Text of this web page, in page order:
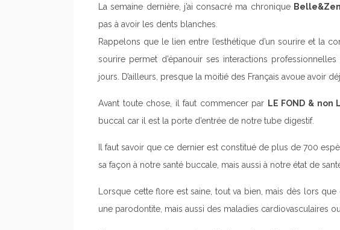
La semaine dernière, j’ai consacré ma chronique Belle&Zen
pas à avoir les dents blanches.
Rappelons que le lien entre l’esthétique d’un sourire et la
sourire permet d’épanouir ses interactions
jours. D’ailleurs, presque la moitié des Français avoue avoir
Avant toute chose, il faut commencer par LE FOND & non
buccal car il est la porte d’entrée de notre tube digestif.
Il faut savoir que ce dernier est constitué de plus de 700
sa façon à notre santé buccale, mais aussi à notre état de
Lorsque cette flore est saine, tout va bien, mais dès lors
une parodontite, mais aussi des maladies cardiovasculaires